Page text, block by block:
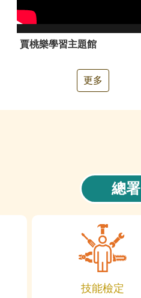
賈桃樂學習主題館
更多
總署
技能檢定